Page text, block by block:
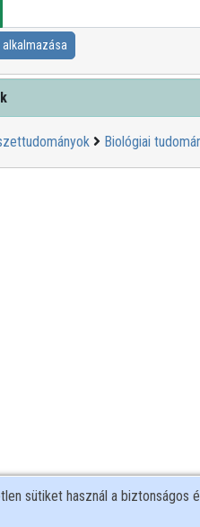
Biológiai
sütiket használ a biztonságos